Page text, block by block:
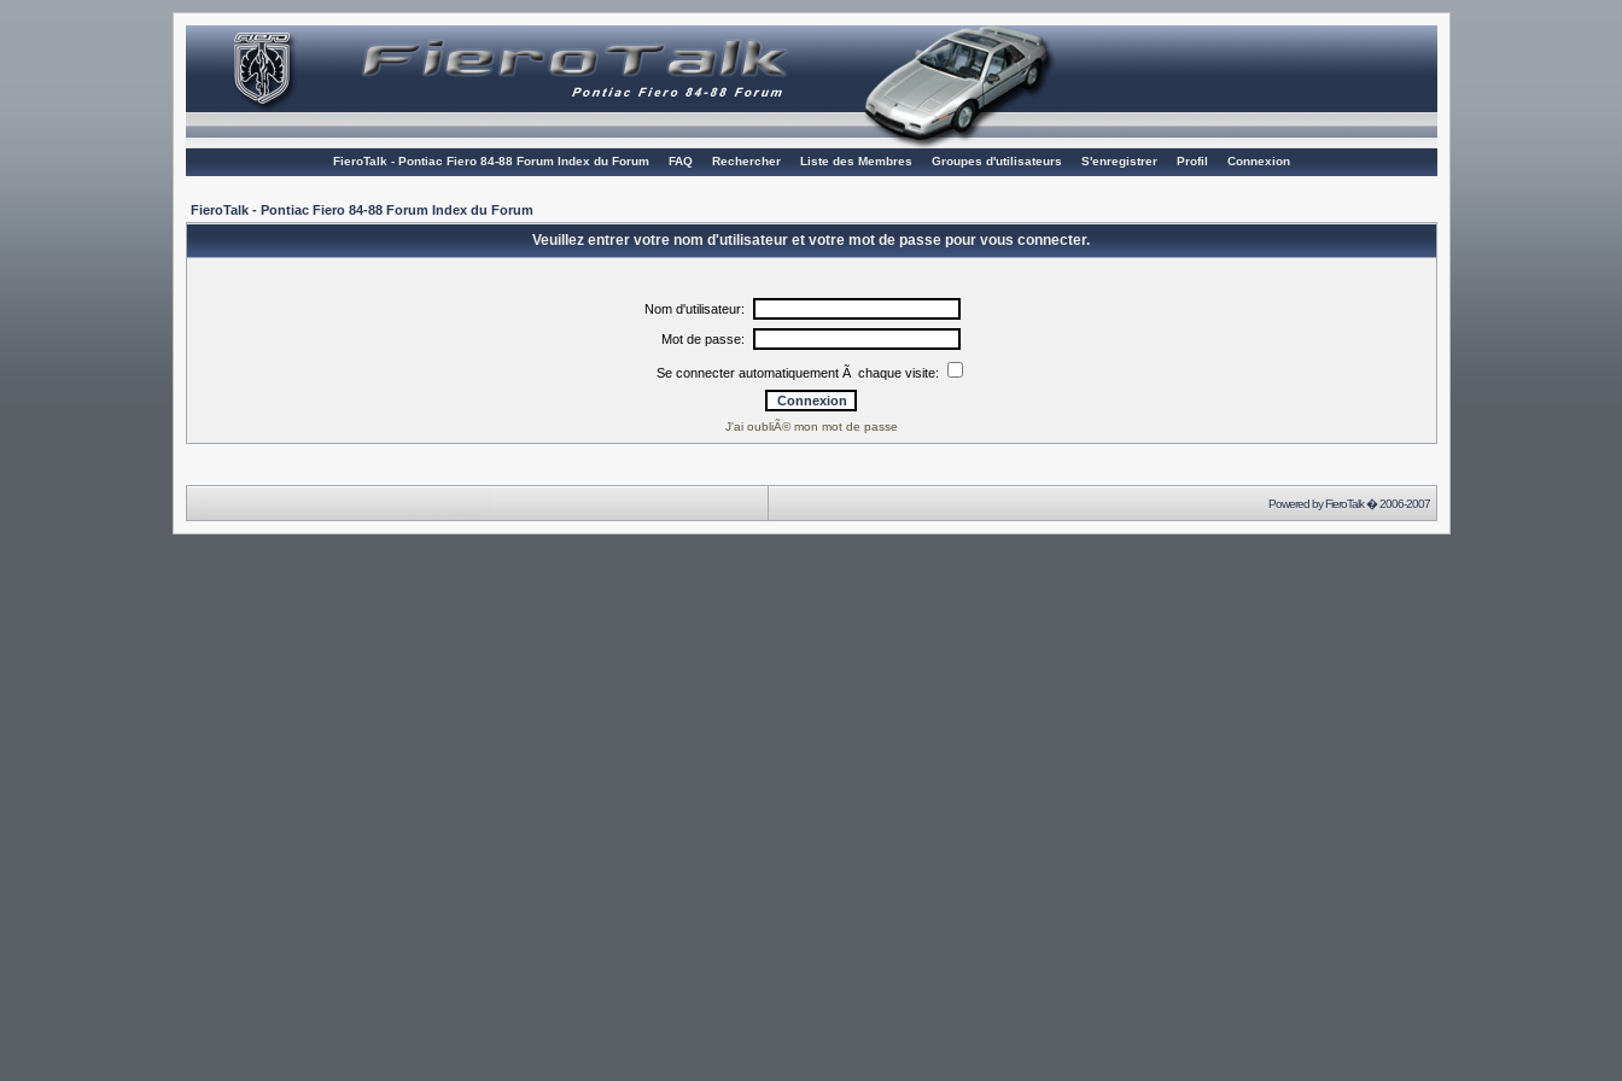
FieroTalk - Pontiac Fiero 84-88 Forum Index du Forum FAQ Rechercher Liste des Membres Groupes d'utilisateurs S'enregistrer Profil Connexion
FieroTalk - Pontiac Fiero 84-88 Forum Index du Forum
Veuillez entrer votre nom d'utilisateur et votre mot de passe pour vous connecter.
Nom d'utilisateur:
Mot de passe:
Se connecter automatiquement Ã chaque visite:
J'ai oubliÃ© mon mot de passe
Powered byFieroTalk� 2006-2007